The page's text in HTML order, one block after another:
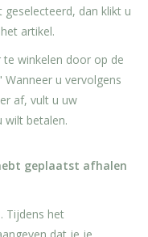
dan klikt u
artikel.
winkelen door op de
u vervolgens
af, vult u uw
wilt betalen.
geplaatst afhalen
Tijdens het
dat je je